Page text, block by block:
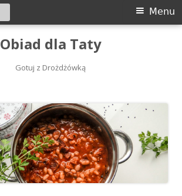
Obiad dla Taty
Gotuj z Drożdżówką
Menu
Szukaj: